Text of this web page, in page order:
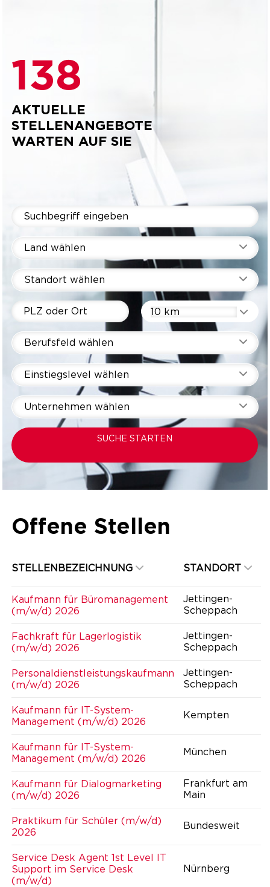
138
AKTUELLE
STELLENANGEBOTE
WARTEN AUF SIE
Land wählen
Standort wählen
10 km
Berufsfeld wählen
Einstiegslevel wählen
Unternehmen wählen
SUCHE STARTEN
Offene Stellen
STELLENBEZEICHNUNG STANDORT
Kaufmann für Büromanagement
(m/w/d) 2026
Jettingen-
Scheppach
Fachkraft für Lagerlogistik
(m/w/d) 2026
Jettingen-
Scheppach
Personaldienstleistungskaufmann
(m/w/d) 2026
Jettingen-
Scheppach
Kaufmann für IT-System-
Management (m/w/d) 2026
Kempten
Kaufmann für IT-System-
Management (m/w/d) 2026
München
Kaufmann für Dialogmarketing
(m/w/d) 2026
Frankfurt am
Main
Praktikum für Schüler (m/w/d)
2026
Bundesweit
Service Desk Agent 1st Level IT
Support im Service Desk
(m/w/d)
Nürnberg